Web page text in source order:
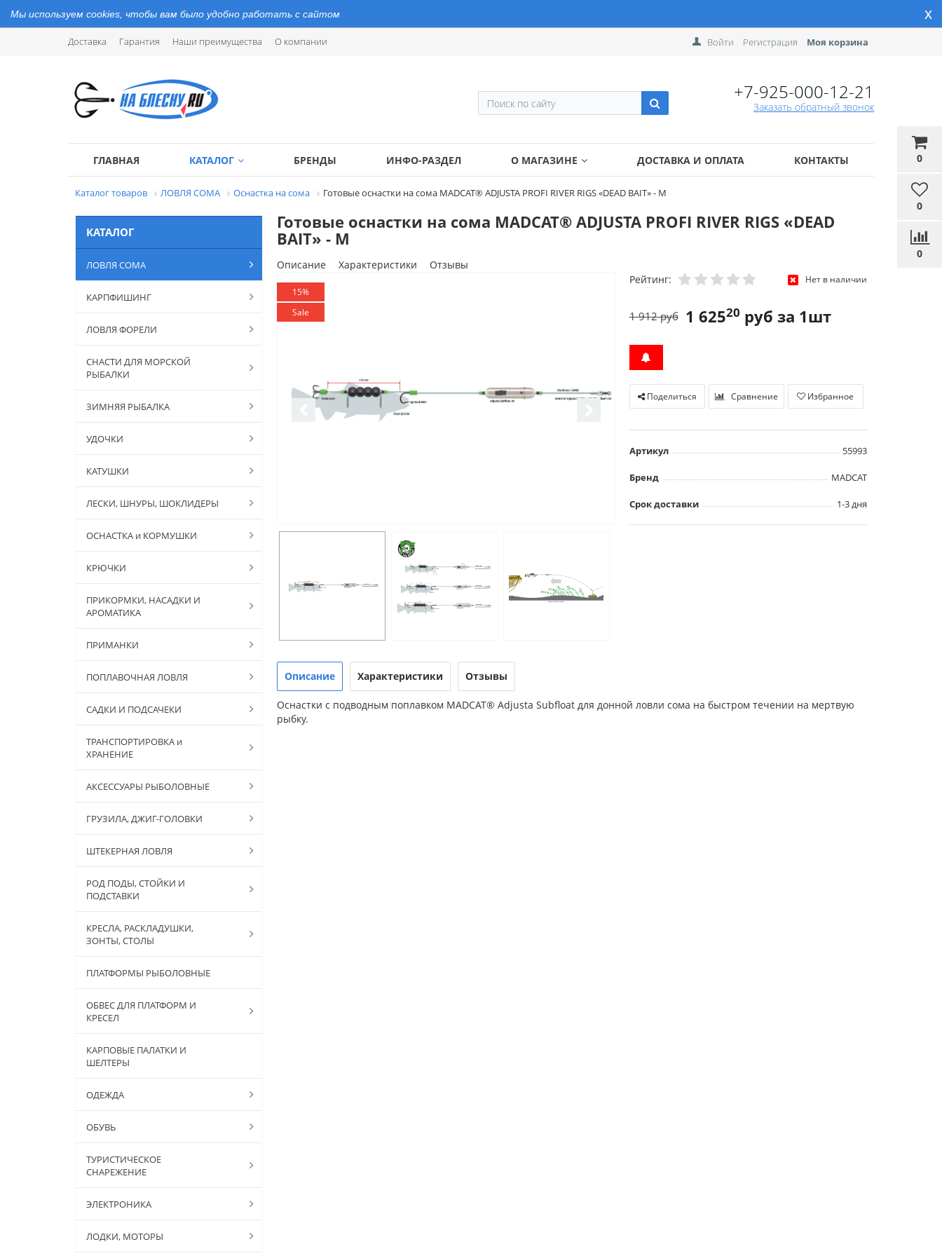
Мы используем cookies, чтобы вам было удобно работать с сайтом x
Доставка Гарантия Наши преимущества О компании
0
0
0
Войти Регистрация Моя корзина
+7-925-000-12-21
Заказать обратный звонок
ГЛАВНАЯ КАТАЛОГ БРЕНДЫ ИНФО-РАЗДЕЛ О МАГАЗИНЕ ДОСТАВКА И ОПЛАТА КОНТАКТЫ
Каталог товаров ЛОВЛЯ СОМА Оснастка на сома Готовые оснастки на сома MADCAT® ADJUSTA PROFI RIVER RIGS «DEAD BAIT» - M
КАТАЛОГ
ЛОВЛЯ СОМА
КАРПФИШИНГ
ЛОВЛЯ ФОРЕЛИ
СНАСТИ ДЛЯ МОРСКОЙ
РЫБАЛКИ
ЗИМНЯЯ РЫБАЛКА
УДОЧКИ
КАТУШКИ
ЛЕСКИ, ШНУРЫ, ШОКЛИДЕРЫ
ОСНАСТКА и КОРМУШКИ
КРЮЧКИ
ПРИКОРМКИ, НАСАДКИ И
АРОМАТИКА
ПРИМАНКИ
ПОПЛАВОЧНАЯ ЛОВЛЯ
САДКИ И ПОДСАЧЕКИ
ТРАНСПОРТИРОВКА и
ХРАНЕНИЕ
АКСЕССУАРЫ РЫБОЛОВНЫЕ
ГРУЗИЛА, ДЖИГ-ГОЛОВКИ
ШТЕКЕРНАЯ ЛОВЛЯ
РОД ПОДЫ, СТОЙКИ И
ПОДСТАВКИ
КРЕСЛА, РАСКЛАДУШКИ,
ЗОНТЫ, СТОЛЫ
ПЛАТФОРМЫ РЫБОЛОВНЫЕ
ОБВЕС ДЛЯ ПЛАТФОРМ И
КРЕСЕЛ
КАРПОВЫЕ ПАЛАТКИ И
ШЕЛТЕРЫ
ОДЕЖДА
ОБУВЬ
ТУРИСТИЧЕСКОЕ
СНАРЕЖЕНИЕ
ЭЛЕКТРОНИКА
ЛОДКИ, МОТОРЫ
Готовые оснастки на сома MADCAT® ADJUSTA PROFI RIVER RIGS «DEAD
BAIT» - M
Описание Характеристики Отзывы
15%
Sale
Рейтинг: Нет в наличии
1 62520 руб за 1шт
1 912 руб
Поделиться Сравнение Избранное
Артикул 55993
Бренд MADCAT
Срок доставки 1-3 дня
Описание Характеристики Отзывы
Оснастки с подводным поплавком MADCAT® Adjusta Subfloat для донной ловли сома на быстром течении на мертвую
рыбку.